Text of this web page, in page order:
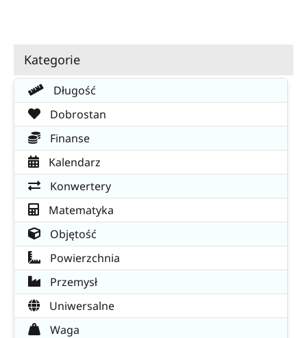
Kategorie
Długość
Dobrostan
Finanse
Kalendarz
Konwertery
Matematyka
Objętość
Powierzchnia
Przemysł
Uniwersalne
Waga